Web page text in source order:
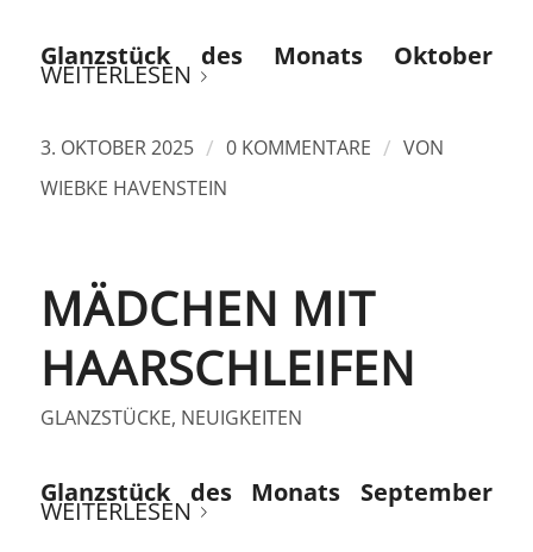
Glanzstück des Monats Oktober
WEITERLESEN
3. OKTOBER 2025 / 0 KOMMENTARE / VON
WIEBKE HAVENSTEIN
MÄDCHEN MIT
HAARSCHLEIFEN
GLANZSTÜCKE, NEUIGKEITEN
Glanzstück des Monats September
WEITERLESEN